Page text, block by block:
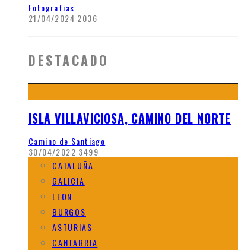
Fotografias
21/04/2024 2036
DESTACADO
ISLA VILLAVICIOSA, CAMINO DEL NORTE
Camino de Santiago
30/04/2022 3499
CATALUÑA
GALICIA
LEON
BURGOS
ASTURIAS
CANTABRIA